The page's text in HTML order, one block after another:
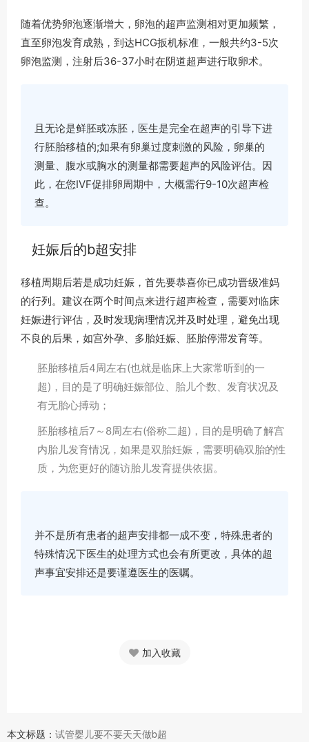
随着优势卵泡逐渐增大，卵泡的超声监测相对更加频繁，
直至卵泡发育成熟，到达HCG扳机标准，一般共约3-5次
卵泡监测，注射后36-37小时在阴道超声进行取卵术。
且无论是鲜胚或冻胚，医生是完全在超声的引导下进
行胚胎移植的;如果有卵巢过度刺激的风险，卵巢的
测量、腹水或胸水的测量都需要超声的风险评估。因
此，在您IVF促排卵周期中，大概需行9-10次超声检
查。
妊娠后的b超安排
移植周期后若是成功妊娠，首先要恭喜你已成功晋级准妈
的行列。建议在两个时间点来进行超声检查，需要对临床
妊娠进行评估，及时发现病理情况并及时处理，避免出现
不良的后果，如宫外孕、多胎妊娠、胚胎停滞发育等。
胚胎移植后4周左右(也就是临床上大家常听到的一
超)，目的是了明确妊娠部位、胎儿个数、发育状况及
有无胎心搏动；
胚胎移植后7～8周左右(俗称二超)，目的是明确了解宫
内胎儿发育情况，如果是双胎妊娠，需要明确双胎的性
质，为您更好的随访胎儿发育提供依据。
并不是所有患者的超声安排都一成不变，特殊患者的
特殊情况下医生的处理方式也会有所更改，具体的超
声事宜安排还是要谨遵医生的医嘱。
加入收藏
本文标题： 试管婴儿要不要天天做b超